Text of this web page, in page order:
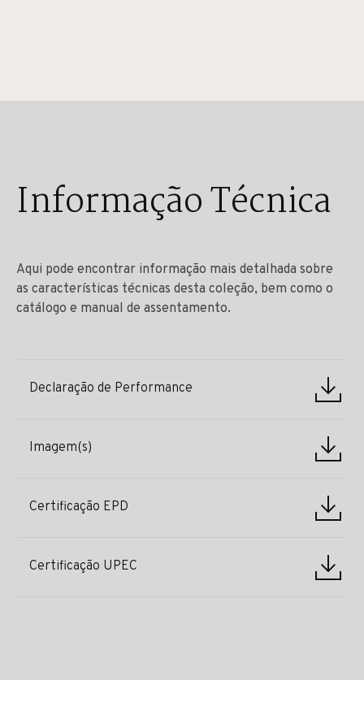
Informação Técnica
Aqui pode encontrar informação mais detalhada sobre
as características técnicas desta coleção, bem como o
catálogo e manual de assentamento.
Declaração de Performance
Imagem(s)
Certificação EPD
Certificação UPEC